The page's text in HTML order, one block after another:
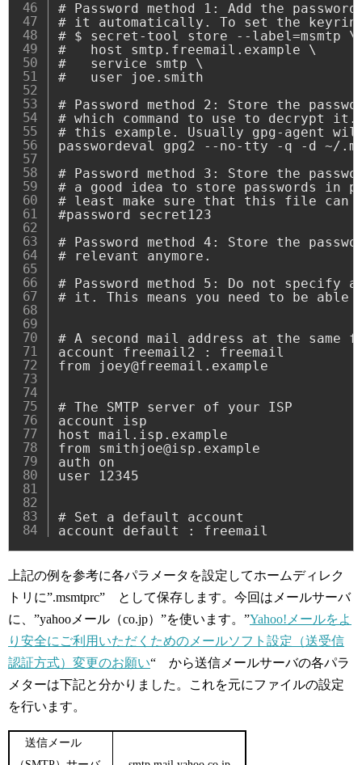
# Password method 1: Add the
# it automatically. To set the keyring
# $ secret-tool store --label=msmtp \
#   host smtp.freemail.example \
#   service smtp \
#   user joe.smith
# Password method 2: Store the
# which command to use to decrypt
# this example. Usually gpg-agent
passwordeval gpg2 --no-tty -q -d ~/
# Password method 3: Store the
# a good idea to store passwords
# least make sure that this file can
#password secret123
# Password method 4: Store the
# relevant anymore.
# Password method 5: Do not specify
# it. This means you need to be able
# A second mail address at the same
account freemail2 : freemail
from joey@freemail.example
# The SMTP server of your ISP
account isp
host mail.isp.example
from smithjoe@isp.example
auth on
user 12345
# Set a default account
account default : freemail
上記の例を参考に各パラメータを設定してホームディレク
トリに”.msmtprc” として保存します。今回はメールサーバ
に、”yahooメール（co.jp）”を使います。”Yahoo!メールをよ
り安全にご利用いただくためのメールソフト設定（送受信
認証方式）変更のお願い“ から送信メールサーバの各パラ
メターは下記と分かりました。これを元にファイルの設定
を行います。
送信メール